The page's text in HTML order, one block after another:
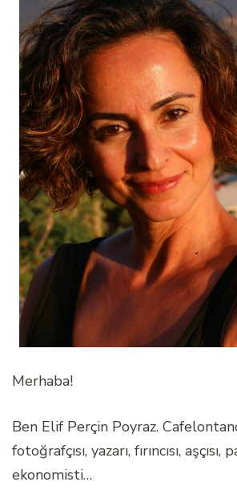
Merhaba!
Ben Elif Perçin Poyraz.
fotoğrafçısı, yazarı, fırıncısı, aşçısı,
ekonomisti…